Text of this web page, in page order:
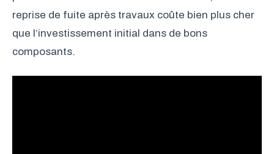
reprise de fuite après travaux coûte bien plus cher
que l’investissement initial dans de bons
composants.